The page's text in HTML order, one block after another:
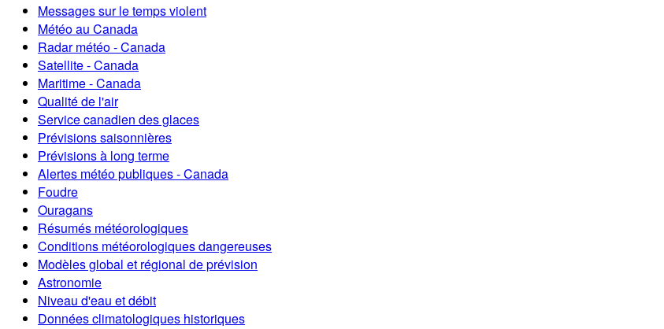
Messages sur le temps violent
Météo au Canada
Radar météo - Canada
Satellite - Canada
Maritime - Canada
Qualité de l'air
Service canadien des glaces
Prévisions saisonnières
Prévisions à long terme
Alertes météo publiques - Canada
Foudre
Ouragans
Résumés météorologiques
Conditions météorologiques dangereuses
Modèles global et régional de prévision
Astronomie
Niveau d'eau et débit
Données climatologiques historiques